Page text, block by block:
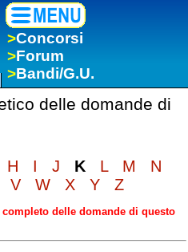
>Concorsi
>Forum
>Bandi/G.U.
delle domande di
H I J K L M
N
V W X Y Z
delle domande di questo